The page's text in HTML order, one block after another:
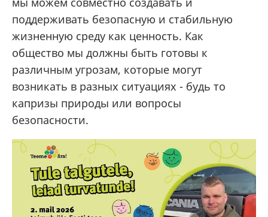
поддерживать безопасную и стабильную
жизненную среду как ценность. Как
общество мы должны быть готовы к
различным угрозам, которые могут
возникать в разных ситуациях - будь то
капризы природы или вопросы
безопасности.